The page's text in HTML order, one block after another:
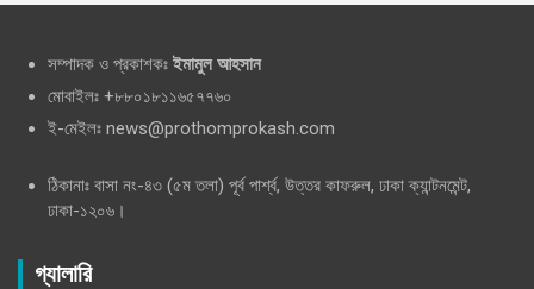
সম্পাদক ও প্রকাশকঃ ইমামুল আহসান
মোবাইলঃ +৮৮০১৮১১৬৫৭৭৬০
ই-মেইলঃ news@prothomprokash.com
ঠিকানাঃ বাসা নং-৪৩ (৫ম তলা) পূর্ব পার্শ্ব, উত্তর কাফরুল, ঢাকা ক্যান্টনমেন্ট,
ঢাকা-১২০৬।
গ্যালারি